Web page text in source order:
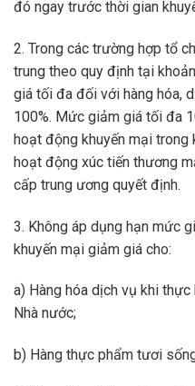
đó ngay trước thời gian
2. Trong các trường hợp tổ
trung theo quy định tại
giá tối đa đối với hàng hóa,
100%. Mức giảm giá tối đa
hoạt động khuyến mại trong
hoạt động xúc tiến thương
cấp trung ương quyết định.
3. Không áp dụng hạn mức
khuyến mại giảm giá cho:
a) Hàng hóa dịch vụ khi
Nhà nước;
b) Hàng thực phẩm tươi